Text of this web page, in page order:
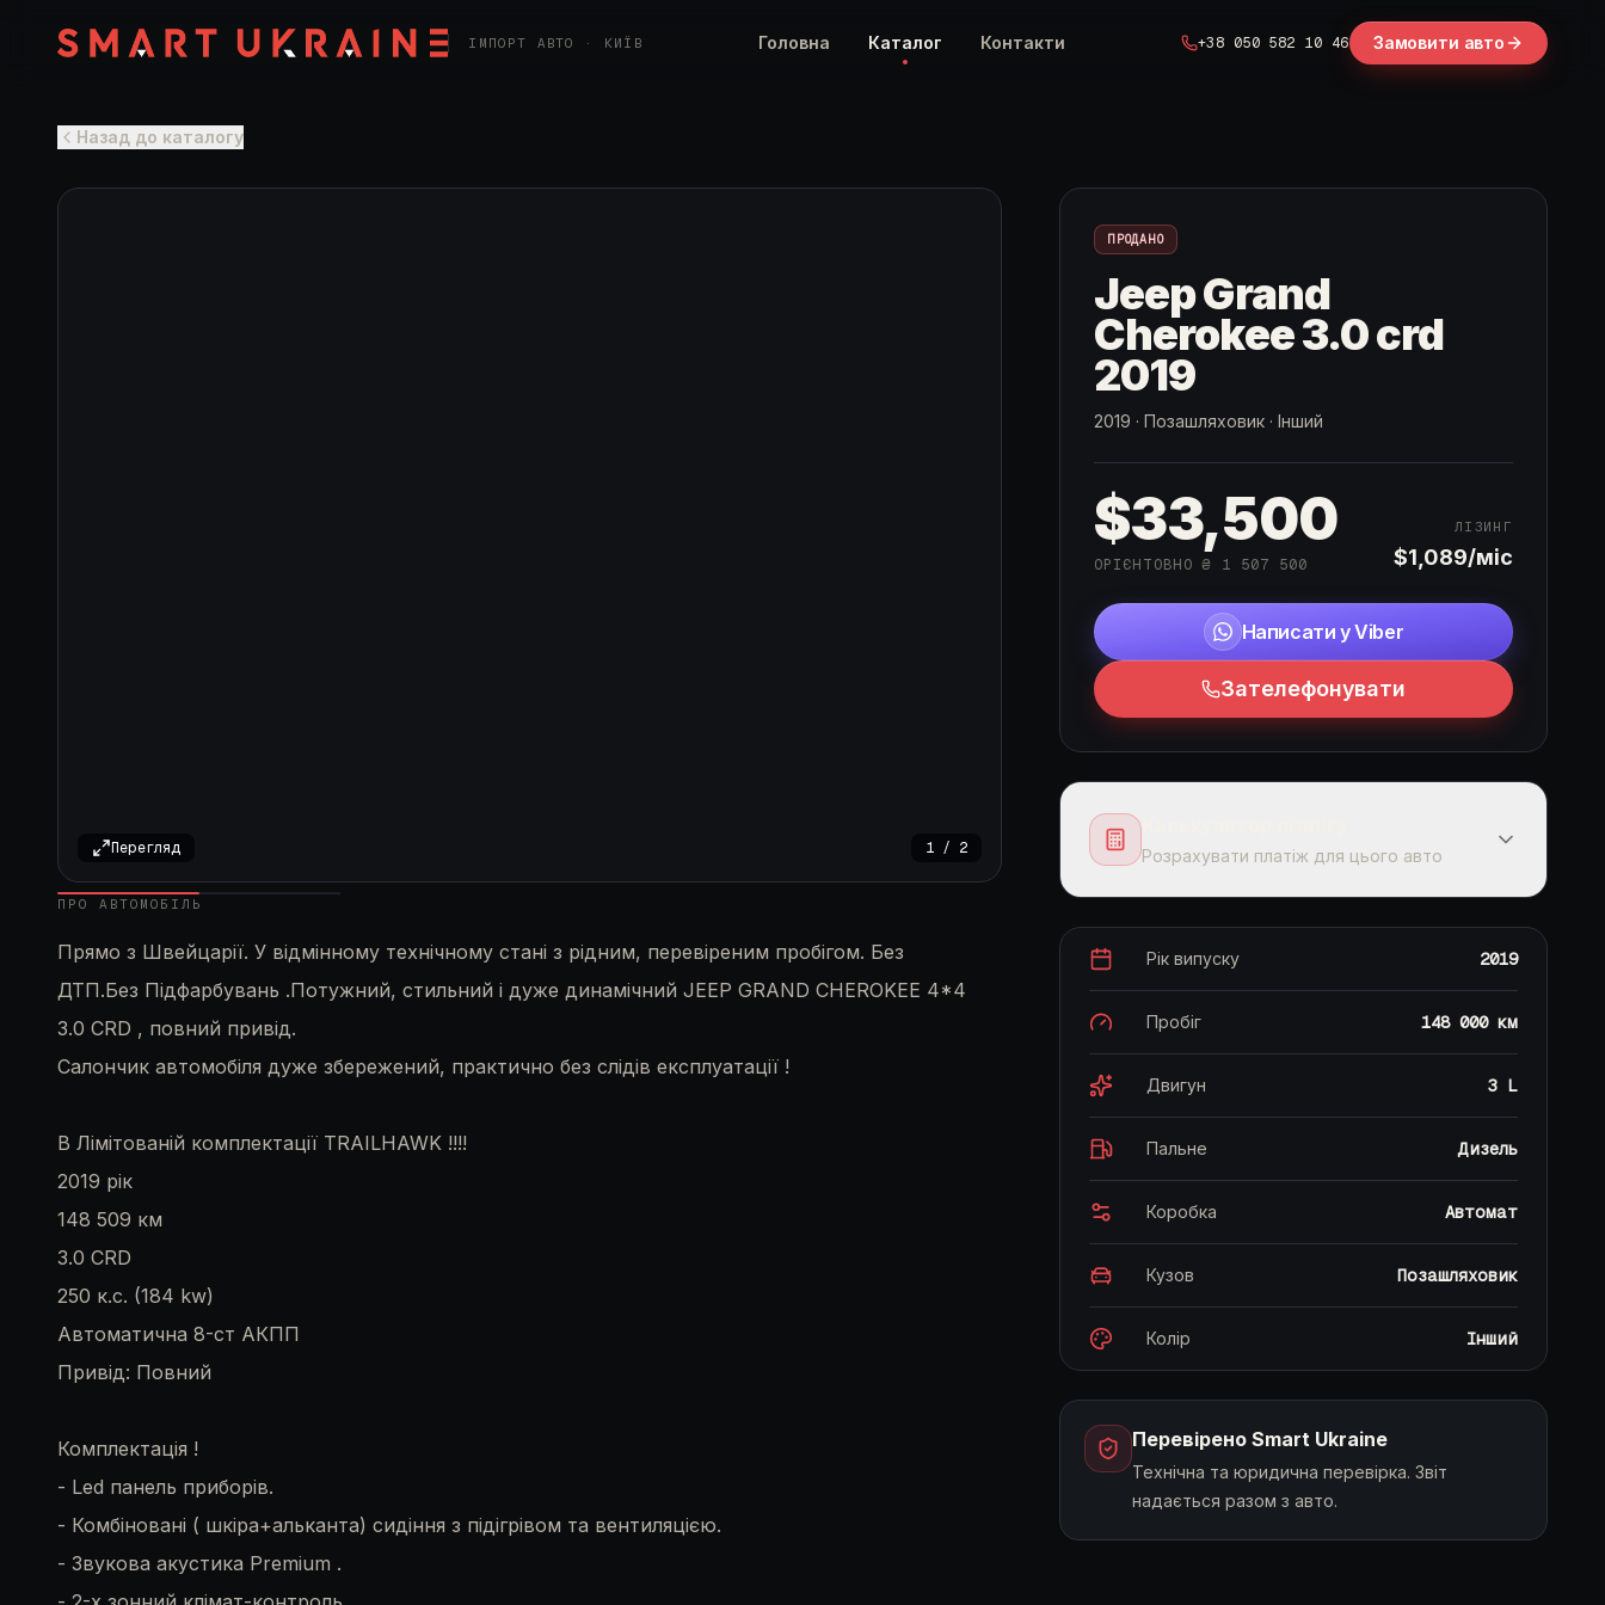
ІМПОРТ АВТО · КИЇВ Головна Каталог Контакти +38 050 582 10 46 Замовити авто
Назад до каталогу
1/ 2
Перегляд
ПРО АВТОМОБІЛЬ
Прямо з Швейцарії. У відмінному технічному стані з рідним, перевіреним пробігом. Без
ДТП.Без Підфарбувань .Потужний, стильний і дуже динамічний JEEP GRAND CHEROKEE 4*4
3.0 CRD , повний привід.
Салончик автомобіля дуже збережений, практично без слідів експлуатації !
В Лімітованій комплектації TRAILHAWK !!!!
2019 рік
148 509 км
3.0 CRD
250 к.с. (184 kw)
Автоматична 8-ст АКПП
Привід: Повний
Комплектація !
- Led панель приборів.
- Комбіновані ( шкіра+альканта) сидіння з підігрівом та вентиляцією.
- Звукова акустика Premium .
ПРОДАНО
Jeep Grand
Cherokee 3.0 crd
2019
2019 · Позашляховик· Інший
$33,500
ОРІЄНТОВНО ₴ 1 507 500
ЛІЗИНГ
$1,089/міс
Написати у Viber
Зателефонувати
Калькулятор лізингу
Розрахувати платіж для цього авто
ОРІЄНТОВНИЙ ПЛАТІЖ
$1,089
Перший внесок
Перший внесок
$8,375
Отримати консультацію
Рік випуску 2019
Пробіг 148 000 км
Двигун 3 L
Пальне Дизель
Коробка Автомат
Кузов Позашляховик
Колір Інший
Перевірено Smart Ukraine
Технічна та юридична перевірка. Звіт
надається разом з авто.